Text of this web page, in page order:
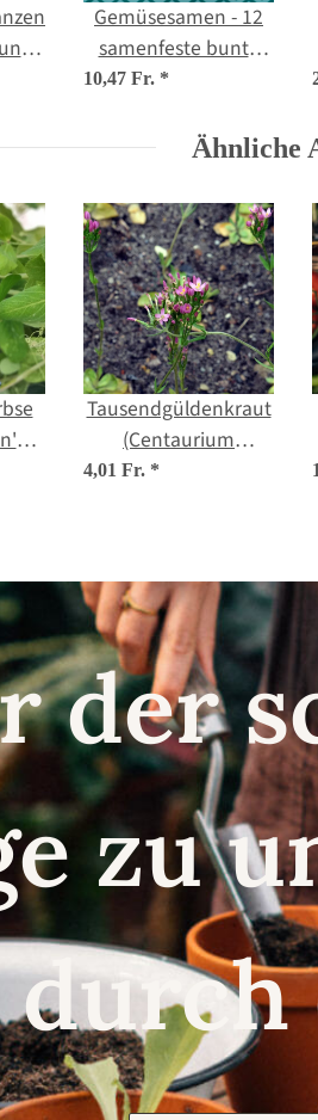
Gemüsesamen - 12
samenfeste bunte
Gemüsesorten -
Einsteiger-Saatgutset
10,47 Fr. *
Ähnliche
Tausendgüldenkraut
(Centaurium
erythraea) - Bio
4,01 Fr. *
der
zu